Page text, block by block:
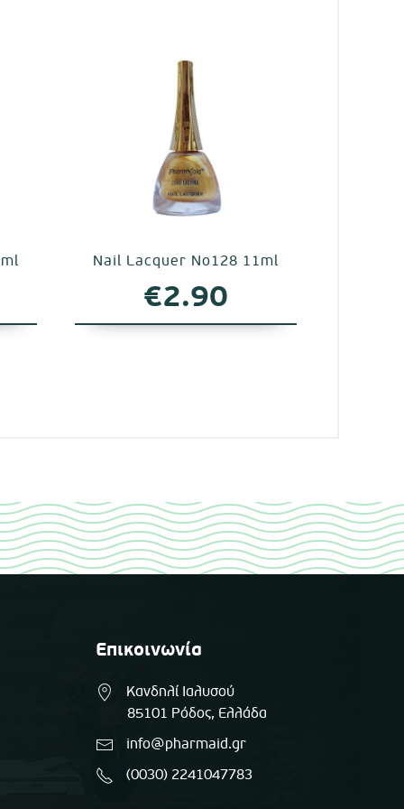
Nail Lacquer No128 11ml
€2.90
Επικοινωνία
Κανδηλί Ιαλυσού
85101 Ρόδος, Ελλάδα
info@pharmaid.gr
(0030) 2241047783